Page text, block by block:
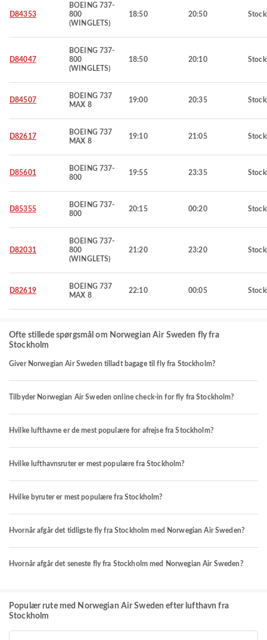
D84353
BOEING 737-
800
(WINGLETS)
18:50 20:50
D84047
BOEING 737-
800
(WINGLETS)
18:50 20:10
D84507
BOEING 737
MAX 8
19:00 20:35
D82617
BOEING 737
MAX 8
19:10 21:05
D85601
BOEING 737-
800
19:55 23:35
D85355
BOEING 737-
800
20:15 00:20
D82031
BOEING 737-
800
(WINGLETS)
21:20 23:20
D82619
BOEING 737
MAX 8
22:10 00:05
Ofte stillede spørgsmål om Norwegian Air Sweden fly fra
Stockholm
Giver Norwegian Air Sweden tilladt bagage til fly fra Stockholm?
Tilbyder Norwegian Air Sweden online check-in for fly fra Stockholm?
Hvilke lufthavne er de mest populære for afrejse fra Stockholm?
Hvilke lufthavnsruter er mest populære fra Stockholm?
Hvilke byruter er mest populære fra Stockholm?
Hvornår afgår det tidligste fly fra Stockholm med Norwegian Air Sweden?
Hvornår afgår det seneste fly fra Stockholm med Norwegian Air Sweden?
Populær rute med Norwegian Air Sweden efter lufthavn fra
Stockholm